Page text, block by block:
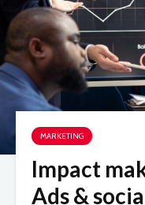
MARKETING
Impact
Ads &